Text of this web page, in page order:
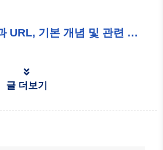
도메인과 URL, 기본 개념 및 관련 용어
글 더보기